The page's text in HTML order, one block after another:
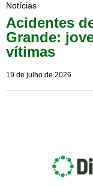
Notícias
Acidentes
Grande:
vítimas
19 de julho de 2026